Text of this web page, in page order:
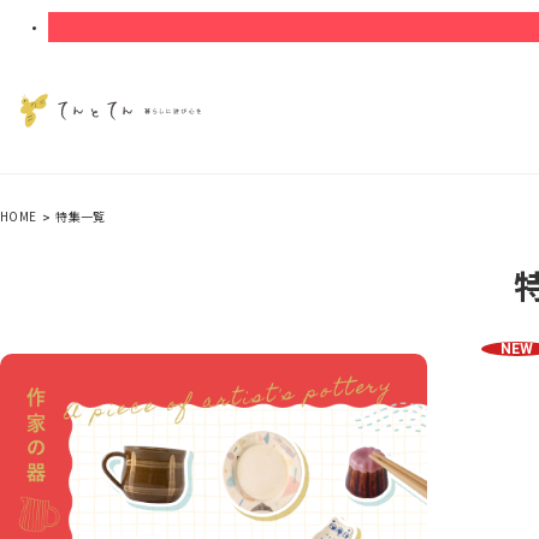
HOME 特集一覧
NEW